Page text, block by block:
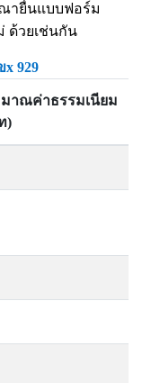
ณายื่นแบบฟอร์ม
ด้วยเช่นกัน
929
มาณค่าธรรมเนียม
)